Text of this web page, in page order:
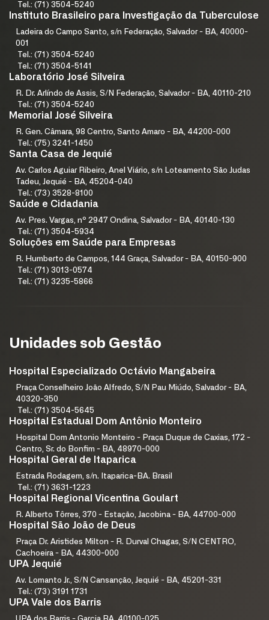
Tel.: (71) 3504-5240
Instituto Brasileiro para Investigação da Tuberculose
Ladeira do Campo Santo, s/n Federação, Salvador - BA, 40000-
001
Tel.: (71) 3504-5240
Tel.: (71) 3504-5141
Laboratório José Silveira
R. Dr. Arlíndo de Assis, S/N Federação, Salvador - BA, 40110-210
Tel.: (71) 3504-5240
Memorial José Silveira
R. Gen. Câmara, 98 Centro, Santo Amaro - BA, 44200-000
Tel.: (75) 3241-1450
Santa Casa de Jequié
Av. Carlos Aguiar Ribeiro, Anel Viário, s/n Loteamento São Judas
Tadeu, Jequié - BA, 45204-040
Tel.: (73) 3528-8100
Saúde e Cidadania
Av. Pres. Vargas, nº 2947 Ondina, Salvador - BA, 40140-130
Tel.: (71) 3504-5934
Soluções em Saúde para Empresas
R. Humberto de Campos, 144 Graça, Salvador - BA, 40150-900
Tel.: (71) 3013-0574
Tel.: (71) 3235-5866
Unidades sob Gestão
Hospital Especializado Octávio Mangabeira
Praça Conselheiro João Alfredo, S/N Pau Miúdo, Salvador - BA,
40320-350
Tel.: (71) 3504-5645
Hospital Estadual Dom Antônio Monteiro
Hospital Dom Antonio Monteiro - Praça Duque de Caxias, 172 -
Centro, Sr. do Bonfim - BA, 48970-000
Hospital Geral de Itaparica
Estrada Rodagem, s/n. Itaparica-BA. Brasil
Tel.: (71) 3631-1223
Hospital Regional Vicentina Goulart
R. Alberto Tôrres, 370 - Estação, Jacobina - BA, 44700-000
Hospital São João de Deus
Praça Dr. Aristides Milton - R. Durval Chagas, S/N CENTRO,
Cachoeira - BA, 44300-000
UPA Jequié
Av. Lomanto Jr., S/N Cansanção, Jequié - BA, 45201-331
Tel.: (73) 3191 1731
UPA Vale dos Barris